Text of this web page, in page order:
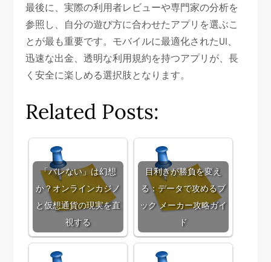
最後に、実際の利用者レビューや専門家の分析を
参照し、自分の遊び方に合わせたアプリを選ぶこ
とが最も重要です。モバイルに最適化されたUI、
迅速な出金、透明な利用規約を持つアプリが、長
く安全に楽しめる選択肢となります。
Related Posts:
「バレない」は幻想
か？オンラインカジノ
と仮想通貨の現実を直
視する
目利きが勝負を変え
る：データで攻めるブ
ック メーカー攻略ガイ
ド